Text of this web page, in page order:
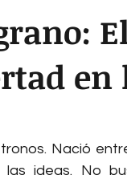
en
Nació
ideas. No